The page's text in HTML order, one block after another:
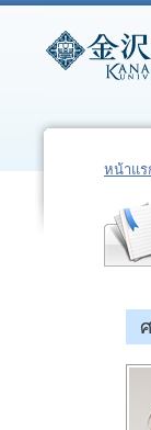
หน้าแร